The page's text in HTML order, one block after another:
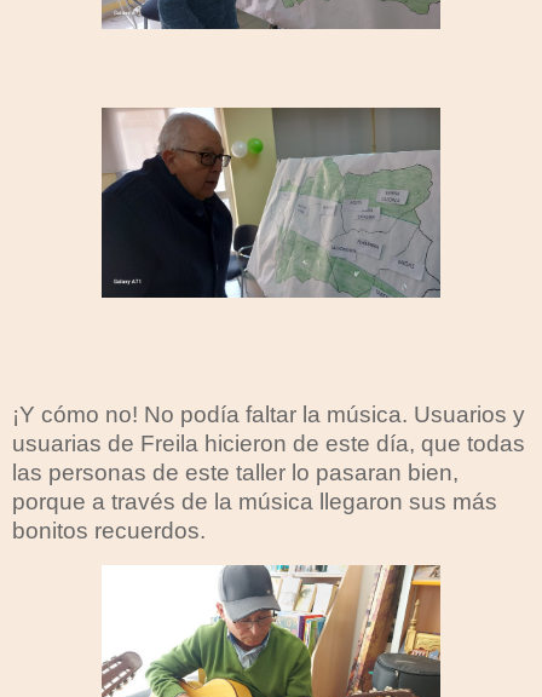
¡Y cómo no! No podía faltar la música. Usuarios y
usuarias de Freila hicieron de este día, que todas
las personas de este taller lo pasaran bien,
porque a través de la música llegaron sus más
bonitos recuerdos.